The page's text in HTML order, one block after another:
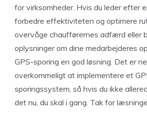
for virksomheder. Hvis du leder efter
forbedre effektiviteten og optimere
overvåge chaufførernes adfærd eller
oplysninger om dine medarbejderes
GPS-sporing en god løsning. Det er
overkommeligt at implementere et
sporingssystem, så hvis du ikke
det nu, du skal i gang. Tak for